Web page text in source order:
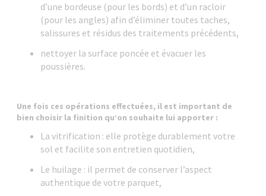
d’une bordeuse (pour les bords) et d’un racloir
(pour les angles) afin d’éliminer toutes taches,
salissures et résidus des traitements précédents,
nettoyer la surface poncée et évacuer les
poussières.
Une fois ces opérations effectuées, il est important de
bien choisir la finition qu’on souhaite lui apporter :
La vitrification : elle protège durablement votre
sol et facilite son entretien quotidien,
Le huilage : il permet de conserver l’aspect
authentique de votre parquet,